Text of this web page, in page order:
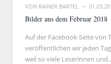
VON RAINER BARTEL
Bilder aus dem Februar 2018
Auf der Facebook-Seite von
veröffentlichen wir jeden
weil so viele Leserinnen